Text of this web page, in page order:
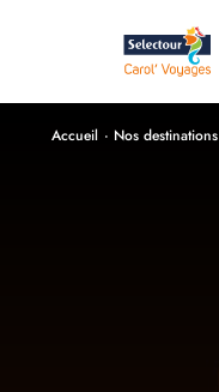
Accueil · Nos destinations